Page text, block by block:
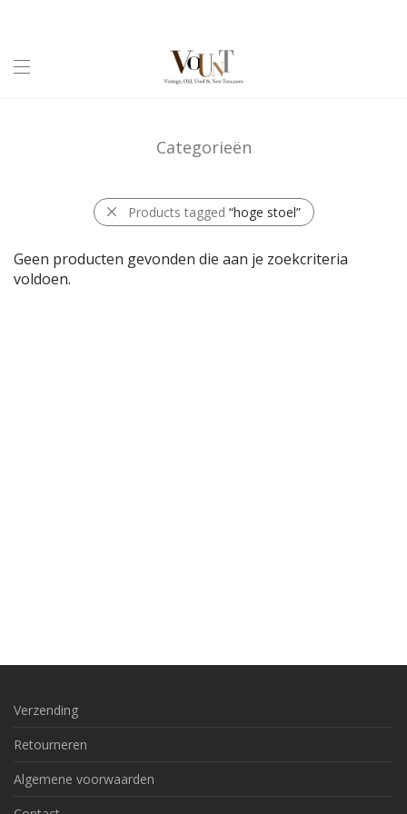
Categorieën
Products tagged “hoge stoel”
Geen producten gevonden die aan je zoekcriteria
voldoen.
Verzending
Retourneren
Algemene voorwaarden